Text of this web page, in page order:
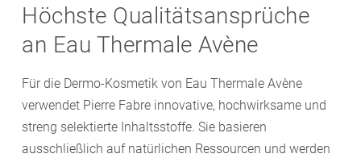
Höchste Qualitätsansprüche
an Eau Thermale Avène
Für die Dermo-Kosmetik von Eau Thermale Avène
verwendet Pierre Fabre innovative, hochwirksame und
streng selektierte Inhaltsstoffe. Sie basieren
ausschließlich auf natürlichen Ressourcen und werden